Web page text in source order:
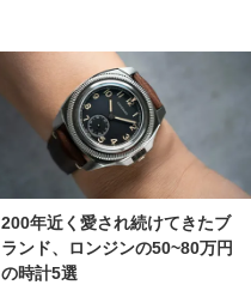
200年近く愛され続けてきたブ
ランド、ロンジンの50~80万円
の時計5選